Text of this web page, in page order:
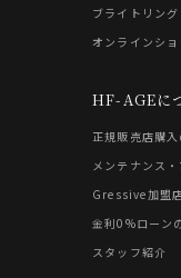
HF-AGEに
正規販売店購
メンテナンス
Gressive加盟
金利0%ローン
スタッフ紹介
ブライトリン
オンラインシ